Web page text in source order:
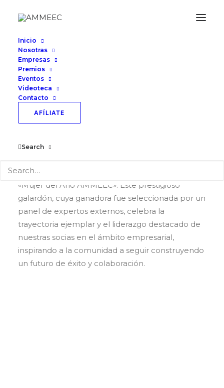
Inicio
Nosotras
Empresas
Premios
Eventos
Videoteca
Contacto
AFÍLIATE
Search
Mujer del Año
AMMEEC 2024
seminario anual «Juntas Avanzamos: 25 años de
de reconocer a Jazmín Ávalos Salazar como la
«Mujer del Año AMMEEC». Este prestigioso
galardón, cuya ganadora fue seleccionada por un
panel de expertos externos, celebra la
trayectoria ejemplar y el liderazgo destacado de
nuestras socias en el ámbito empresarial,
inspirando a la comunidad a seguir construyendo
un futuro de éxito y colaboración.